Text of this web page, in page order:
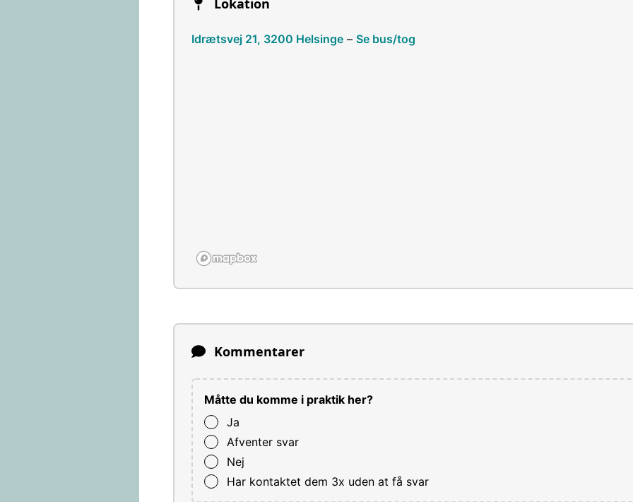
Lokation
Idrætsvej 21, 3200 Helsinge – Se bus/tog
Kommentarer
Måtte du komme i praktik her?
Ja
Afventer svar
Nej
Har kontaktet dem 3x uden at få svar